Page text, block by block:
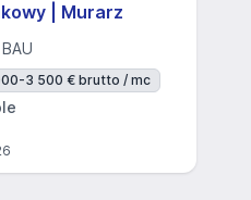
| Murarz
3 500 € brutto / mc